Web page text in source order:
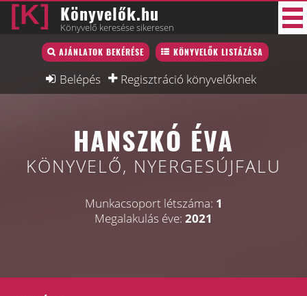
Könyvelők.hu
Könyvelő keresése sikeresen
AJÁNLATOK BEKÉRÉSE KÖNYVELŐK LISTÁZÁSA
Belépés Regisztráció könyvelőknek
Könyvelő lista
Könyvelési munkák
Blog
HANSZKÓ ÉVA
KÖNYVELŐ, NYERGESÚJFALU
Munkacsoport létszáma: 1
Megalakulás éve: 2021